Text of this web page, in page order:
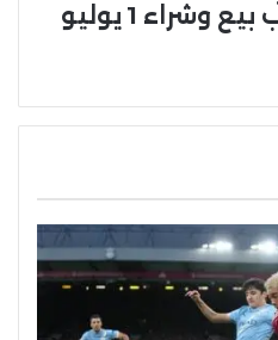
لحظي لأسعار الذهب بيع وشراء 1 يوليو